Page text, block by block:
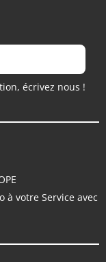
écrivez nous !
à votre Service avec